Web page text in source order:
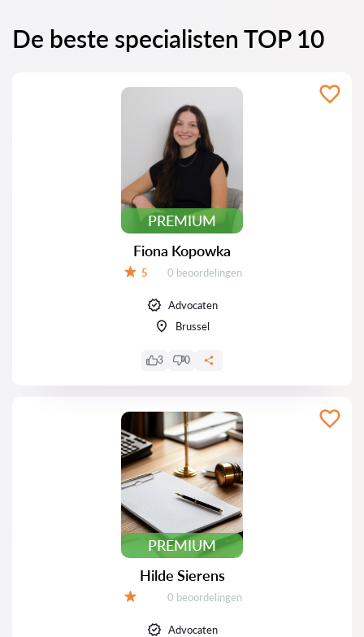
De beste specialisten TOP 10
PREMIUM
Fiona Kopowka
5 Beoordelingen:
0 beoordelingen
Advocaten
Brussel
3 0
PREMIUM
Hilde Sierens
Beoordelingen:
0 beoordelingen
Advocaten